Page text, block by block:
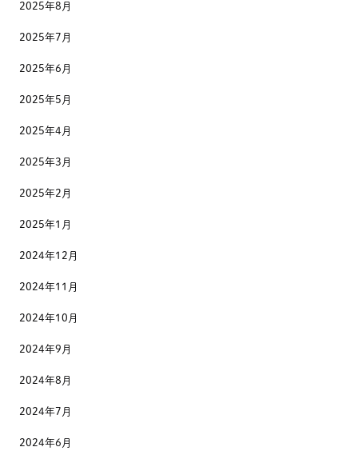
2025年8月
2025年7月
2025年6月
2025年5月
2025年4月
2025年3月
2025年2月
2025年1月
2024年12月
2024年11月
2024年10月
2024年9月
2024年8月
2024年7月
2024年6月